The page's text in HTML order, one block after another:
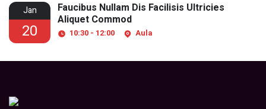
Jan
20
Faucibus Nullam Dis Facilisis Ultricies
Aliquet Commod
10:30 - 12:00 Aula